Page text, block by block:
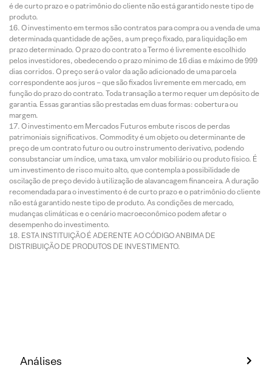
é de curto prazo e o patrimônio do cliente não está garantido neste tipo de
produto.
O investimento em termos são contratos para compra ou a venda de uma
determinada quantidade de ações, a um preço fixado, para liquidação em
prazo determinado. O prazo do contrato a Termo é livremente escolhido
pelos investidores, obedecendo o prazo mínimo de 16 dias e máximo de 999
dias corridos. O preço será o valor da ação adicionado de uma parcela
correspondente aos juros – que são fixados livremente em mercado, em
função do prazo do contrato. Toda transação a termo requer um depósito de
garantia. Essas garantias são prestadas em duas formas: cobertura ou
margem.
O investimento em Mercados Futuros embute riscos de perdas
patrimoniais significativos. Commodity é um objeto ou determinante de
preço de um contrato futuro ou outro instrumento derivativo, podendo
consubstanciar um índice, uma taxa, um valor mobiliário ou produto físico. É
um investimento de risco muito alto, que contempla a possibilidade de
oscilação de preço devido à utilização de alavancagem financeira. A duração
recomendada para o investimento é de curto prazo e o patrimônio do cliente
não está garantido neste tipo de produto. As condições de mercado,
mudanças climáticas e o cenário macroeconômico podem afetar o
desempenho do investimento.
ESTA INSTITUIÇÃO É ADERENTE AO CÓDIGO ANBIMA DE
DISTRIBUIÇÃO DE PRODUTOS DE INVESTIMENTO.
Análises